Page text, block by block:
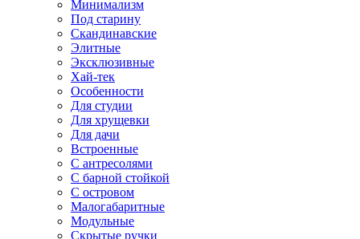
Минимализм
Под старину
Скандинавские
Элитные
Эксклюзивные
Хай-тек
Особенности
Для студии
Для хрущевки
Для дачи
Встроенные
С антресолями
С барной стойкой
С островом
Малогабаритные
Модульные
Скрытые ручки